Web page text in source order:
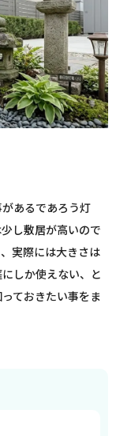
あるであろう灯
し敷居が高いので
実際には大きさは
しか使えない、と
ておきたい事をま